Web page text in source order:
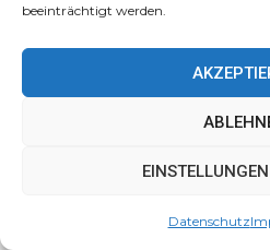
beeinträchtigt werden.
Datenschutz
verständlich und kompakt über
verbessern. Wir gehen